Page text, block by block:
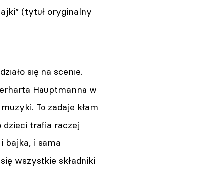
(tytuł oryginalny
się na scenie.
Hauptmanna w
To zadaje kłam
trafia raczej
bajka, i sama
wszystkie składniki